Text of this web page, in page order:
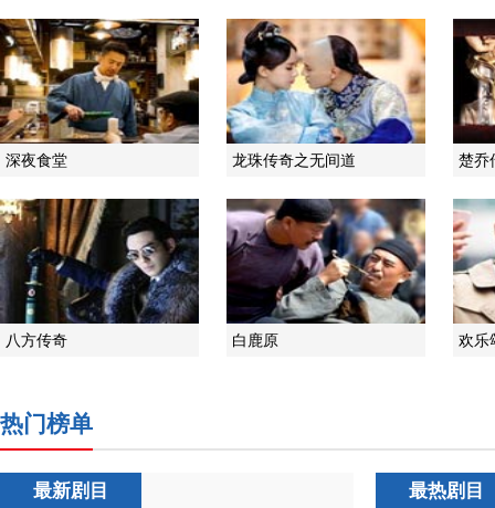
深夜食堂 龙珠传奇之无间道 楚乔
八方传奇 白鹿原 欢乐
热门榜单
最新剧目 最热剧目